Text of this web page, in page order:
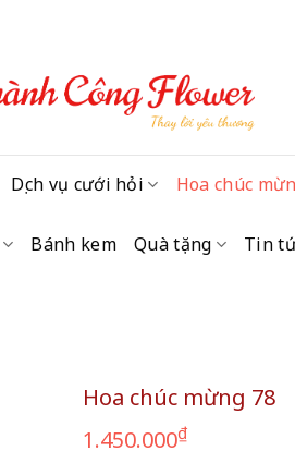
Dịch vụ cưới hỏi Hoa chúc
Bánh kem Quà tặng Tin
Hoa chúc mừng 78
1.450.000₫